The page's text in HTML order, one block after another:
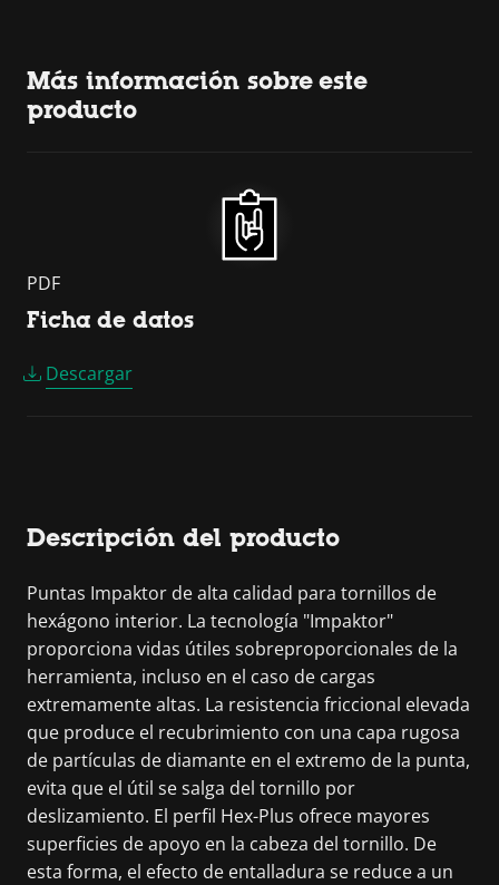
Más información sobre este
producto
PDF
Ficha de datos
Descargar
Descripción del producto
Puntas Impaktor de alta calidad para tornillos de
hexágono interior. La tecnología "Impaktor"
proporciona vidas útiles sobreproporcionales de la
herramienta, incluso en el caso de cargas
extremamente altas. La resistencia friccional elevada
que produce el recubrimiento con una capa rugosa
de partículas de diamante en el extremo de la punta,
evita que el útil se salga del tornillo por
deslizamiento. El perfil Hex-Plus ofrece mayores
superficies de apoyo en la cabeza del tornillo. De
esta forma, el efecto de entalladura se reduce a un